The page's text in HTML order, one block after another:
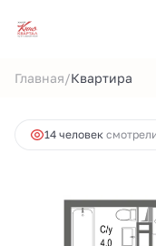
Главная/Квартира
Ипотекаот 38 639 руб.
14 человек